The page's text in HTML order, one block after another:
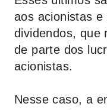
aos acionistas
dividendos, que
de parte dos
acionistas.
Nesse caso, a